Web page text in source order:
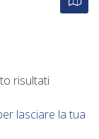
risultati
lasciare la tua